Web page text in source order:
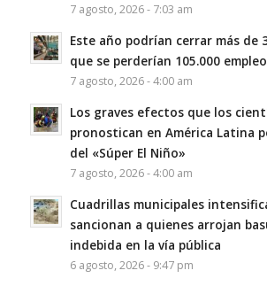
7 agosto, 2026 - 7:03 am
Este año podrían cerrar más de
que se perderían 105.000
7 agosto, 2026 - 4:00 am
Los graves efectos que los
pronostican en América Latina
del «Súper El Niño»
7 agosto, 2026 - 4:00 am
Cuadrillas municipales
sancionan a quienes arrojan
indebida en la vía pública
6 agosto, 2026 - 9:47 pm